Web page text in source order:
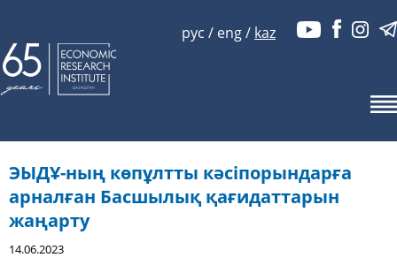
рус / eng/ kaz
ЭЫДҰ-ның көпұлтты кәсіпорындарға
арналған Басшылық қағидаттарын
жаңарту
14.06.2023